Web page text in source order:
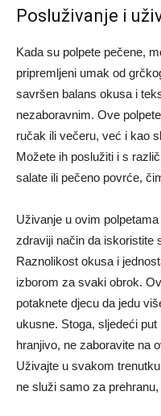
Posluživanje i
Kada su polpete pečene,
pripremljeni umak od
savršen balans okusa i
nezaboravnim. Ove
ručak ili večeru, već i kao
Možete ih poslužiti i s
salate ili pečeno povrće,
Uživanje u ovim
zdraviji način da iskoristite
Raznolikost okusa i
izborom za svaki obrok.
potaknete djecu da jedu
ukusne. Stoga, sljedeći
hranjivo, ne zaboravite na
Uživajte u svakom
ne služi samo za